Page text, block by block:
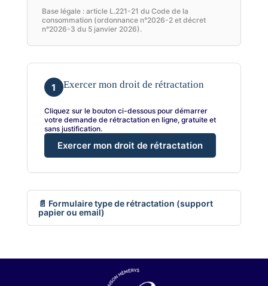
Base légale : article L.221-21 du Code de la
consommation (ordonnance n°2026-2 et décret
n°2026-3 du 5 janvier 2026).
1 Exercer mon droit de rétractation
Cliquez sur le bouton ci-dessous pour démarrer
votre demande de rétractation en ligne, gratuite et
sans justification.
Exercer mon droit de rétractation
📄 Formulaire type de rétractation (support
papier ou email)